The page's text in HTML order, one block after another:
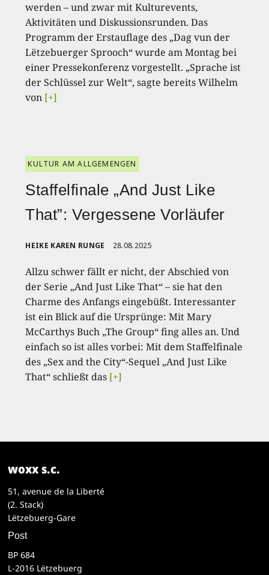
werden – und zwar mit Kulturevents,
Aktivitäten und Diskussionsrunden. Das
Programm der Erstauflage des „Dag vun der
Lëtzebuerger Sprooch“ wurde am Montag bei
einer Pressekonferenz vorgestellt. „Sprache ist
der Schlüssel zur Welt“, sagte bereits Wilhelm
von [+]
KULTUR AM ALLGEMENGEN
Staffelfinale „And Just Like
That”: Vergessene Vorläufer
HEIKE KAREN RUNGE 28.08.2025
Allzu schwer fällt er nicht, der Abschied von
der Serie „And Just Like That“ – sie hat den
Charme des Anfangs eingebüßt. Interessanter
ist ein Blick auf die Ursprünge: Mit Mary
McCarthys Buch „The Group“ fing alles an. Und
einfach so ist alles vorbei: Mit dem Staffelfinale
des „Sex and the City“-Sequel „And Just Like
That“ schließt das [+]
woxx s.c.
51, avenue de la Liberté
(2. Stack)
Lëtzebuerg-Gare
Post
BP 684
L-2016 Lëtzebuerg